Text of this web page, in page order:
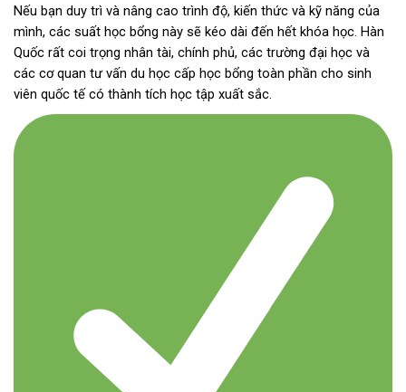
Nếu bạn duy trì và nâng cao trình độ, kiến ​​thức và kỹ năng của
mình, các suất học bổng này sẽ kéo dài đến hết khóa học. Hàn
Quốc rất coi trọng nhân tài, chính phủ, các trường đại học và
các cơ quan tư vấn du học cấp học bổng toàn phần cho sinh
viên quốc tế có thành tích học tập xuất sắc.